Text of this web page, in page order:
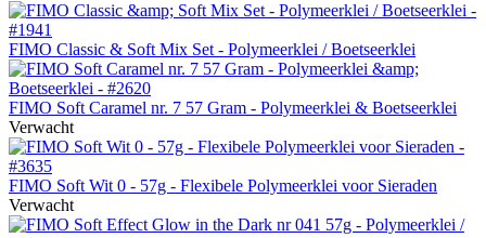
FIMO Classic & Soft Mix Set - Polymeerklei / Boetseerklei
FIMO Soft Caramel nr. 7 57 Gram - Polymeerklei & Boetseerklei
Verwacht
FIMO Soft Wit 0 - 57g - Flexibele Polymeerklei voor Sieraden
Verwacht